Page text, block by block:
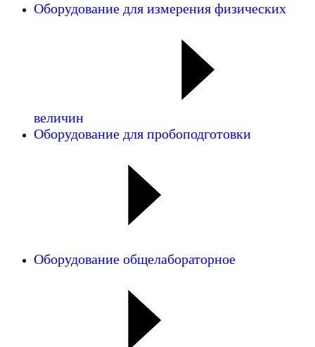
Оборудование для измерения физических
величин
Оборудование для пробоподготовки
Оборудование общелабораторное